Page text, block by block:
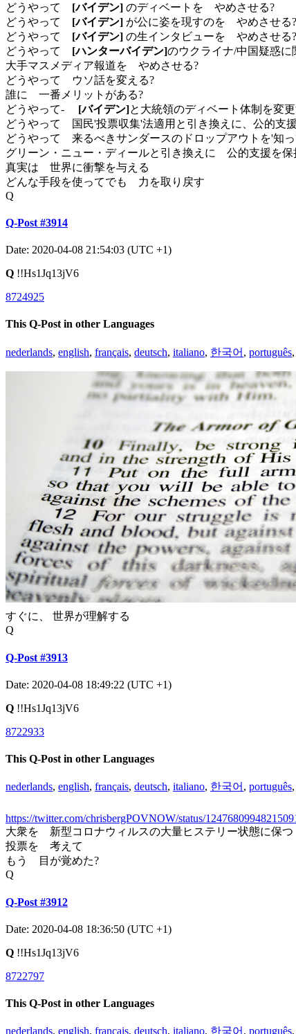
どうやって [バイデン] のディベートを やめさせる?
どうやって [バイデン] が公に姿を現すのを やめさせる?
どうやって [バイデン] の生インタビューを やめさせる?
どうやって [ハンターバイデン]のウクライナ/中国疑惑に
大手マスメディア報道を やめさせる?
どうやって ウソ話を変える?
誰に 一番メリットがある?
どうやって- [バイデン]と大統領のディベート体制を変
どうやって 国民'投票収集'法適用と引き換えに、公的支
どうやって 来るべきサンダースのドロップアウトを'知
グリーン・ニュー・ディールと引き換えに 公的支援を保
真実は 世界に衝撃を与える
どんな手段を使ってでも 力を取り戻す
Q
Q-Post #3914
Date: 2020-04-08 21:54:03 (UTC +1)
Q !!Hs1Jq13jV6
8724925
This Q-Post in other Languages
nederlands, english, français, deutsch, italiano, 한국어 , português,
すぐに、 世界が理解する
Q
Q-Post #3913
Date: 2020-04-08 18:49:22 (UTC +1)
Q !!Hs1Jq13jV6
8722933
This Q-Post in other Languages
nederlands, english, français, deutsch, italiano, 한국어 , português,
https://twitter.com/chrisbergPOVNOW/status/
大衆を 新型コロナウィルスの大量ヒステリー状態に保
投票を 考えて
もう 目が覚めた?
Q
Q-Post #3912
Date: 2020-04-08 18:36:50 (UTC +1)
Q !!Hs1Jq13jV6
8722797
This Q-Post in other Languages
nederlands, english, français, deutsch, italiano, 한국어 , português,